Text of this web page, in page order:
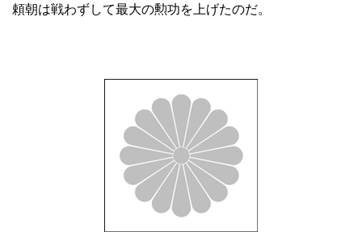
頼朝は戦わずして最大の勲功を上げたのだ。